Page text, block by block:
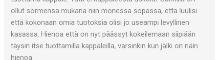
ollut sormensa mukana niin monessa sopassa, että luulisi
että kokonaan omia tuotoksia olisi jo useampi levyllinen
kasassa. Hienoa että on nyt päässyt kokeilemaan siipiään
täysin itse tuottamilla kappaleilla, varsinkin kun jälki on näin
hienoa.